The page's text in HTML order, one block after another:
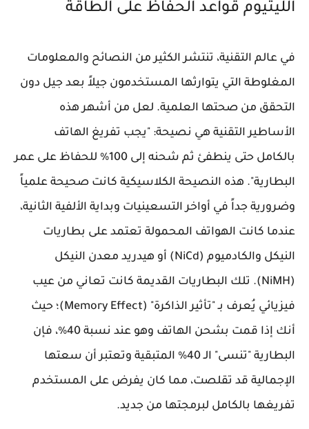
الليثيوم قواعد الحفاظ على الطاقة
في عالم التقنية، تنتشر الكثير من النصائح والمعلومات
المغلوطة التي يتوارثها المستخدمون جيلاً بعد جيل دون
التحقق من صحتها العلمية. لعل من أشهر هذه
الأساطير التقنية هي نصيحة: "يجب تفريغ الهاتف
بالكامل حتى ينطفئ ثم شحنه إلى 100% للحفاظ على عمر
البطارية". هذه النصيحة الكلاسيكية كانت صحيحة علمياً
وضرورية جداً في أواخر التسعينيات وبداية الألفية الثانية،
عندما كانت الهواتف المحمولة تعتمد على بطاريات
النيكل والكادميوم (NiCd) أو هيدريد معدن النيكل
(NiMH). تلك البطاريات القديمة كانت تعاني من عيب
فيزيائي يُعرف بـ "تأثير الذاكرة" (Memory Effect)؛ حيث
أنك إذا قمت بشحن الهاتف وهو عند نسبة 40%، فإن
البطارية "تنسى" الـ 40% المتبقية وتعتبر أن سعتها
الإجمالية قد تقلصت، مما كان يفرض على المستخدم
تفريغها بالكامل لبرمجتها من جديد.